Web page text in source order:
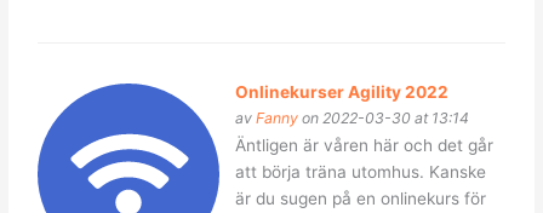
Onlinekurser Agility 2022
avFanny on 2022-03-30 at 13:14
Äntligen är våren här och det går
att börja träna utomhus. Kanske
är du sugen på en onlinekurs för